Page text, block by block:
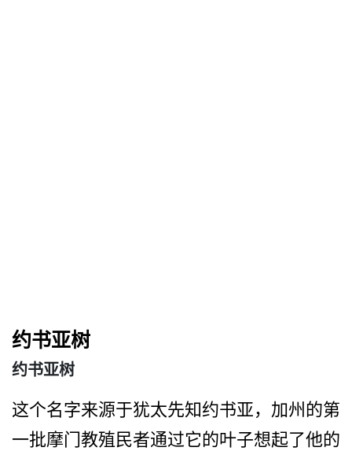
约书亚树
约书亚树
这个名字来源于犹太先知约书­亚，加州的第
一批摩门教殖民者通过它的叶子想起了他­的